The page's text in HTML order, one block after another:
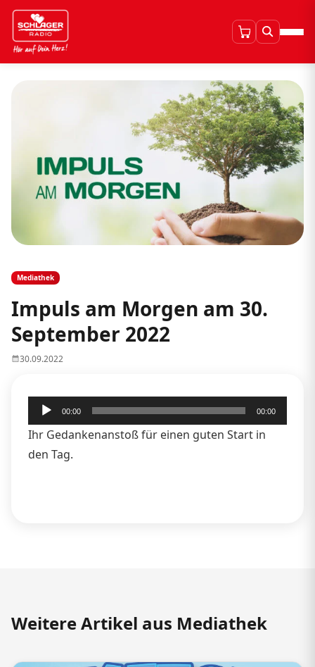
Mediathek
Impuls am Morgen am 30.
September 2022
30.09.2022
Audio-
Player
00:00 00:00
Ihr Gedankenanstoß für einen guten Start in
den Tag.
Weitere Artikel aus Mediathek